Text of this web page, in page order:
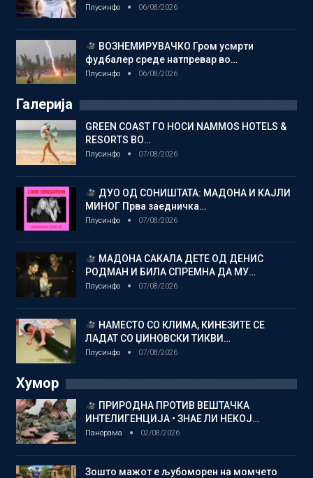
Плусинфо 06/08/2026
ВОЗНЕМИРУВАЧКО Гром усмрти
фудбалер среде натпревар во…
Плусинфо 06/08/2026
Галерија
GREEN COAST ГО НОСИ NAMMOS HOTELS &
RESORTS ВО…
Плусинфо 07/08/2026
ДУО ОД СОНИШТАТА: МАДОНА И КАЈЛИ
МИНОГ Прва заедничка…
Плусинфо 07/08/2026
МАДОНА САКАЛА ДЕТЕ ОД ДЕНИС
РОДМАН И БИЛА СПРЕМНА ДА МУ…
Плусинфо 07/08/2026
НАМЕСТО СО КЛИМА, КИНЕЗИТЕ СЕ
ЛАДАТ СО ЏИНОВСКИ ТИКВИ…
Плусинфо 07/08/2026
Хумор
ПРИРОДНА ПРОТИВ ВЕШТАЧКА
ИНТЕЛИГЕНЦИЈА • ЗНАЕ ЛИ НЕКОЈ…
Панорама 02/08/2026
Зошто мажот е љубоморен на момчето